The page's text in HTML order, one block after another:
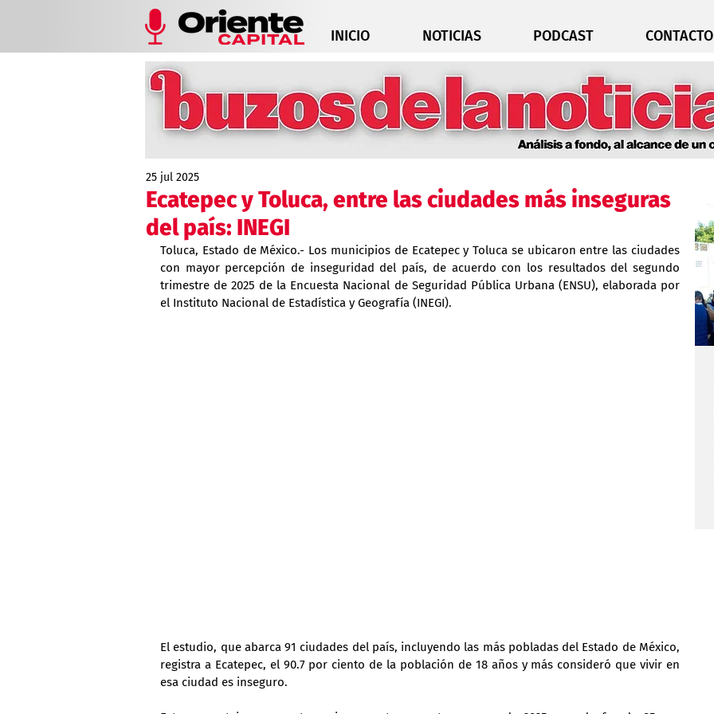
INICIO NOTICIAS PODCAST CONTACTO
Ecatepec y Toluca, entre las ciudades más inseguras
del país: INEGI
25 jul 2025
Toluca, Estado de México.- Los municipios de Ecatepec y Toluca se ubicaron entre las ciudades
con mayor percepción de inseguridad del país, de acuerdo con los resultados del segundo
trimestre de 2025 de la Encuesta Nacional de Seguridad Pública Urbana (ENSU), elaborada por
el Instituto Nacional de Estadística y Geografía (INEGI).
El estudio, que abarca 91 ciudades del país, incluyendo las más pobladas del Estado de México,
registra a Ecatepec, el 90.7 por ciento de la población de 18 años y más consideró que vivir en
esa ciudad es inseguro.